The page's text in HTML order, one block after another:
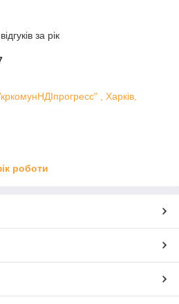
за рік
, Харків,
роботи